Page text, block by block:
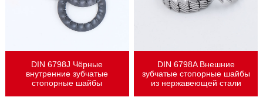
DIN 6798J Чёрные
внутренние зубчатые
стопорные шайбы
DIN 6798A Внешние
зубчатые стопорные шайбы
из нержавеющей стали